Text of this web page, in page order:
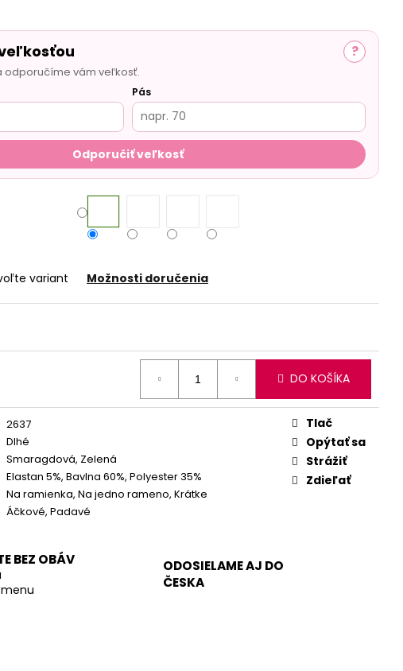
?
odporučíme vám veľkosť.
Pás
Odporučiť veľkosť
variant Možnosti doručenia
DO KOŠÍKA
2637
Dlhé
Smaragdová, Zelená
Elastan 5%, Bavlna 60%, Polyester 35%
Na ramienka, Na jedno rameno, Krátke
Áčkové, Padavé
Tlač
Opýtať sa
Strážiť
Zdieľať
BEZ OBÁV
ODOSIELAME AJ DO
ČESKA